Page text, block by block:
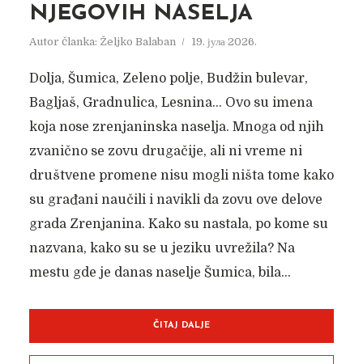
DANI I NEDELJE
ARHITEKTURE U
ZRENJANINU
Autor članka: Nadica Jakovljev 9. октобра 2022.
NJEGOVIH NASELJA
Autor članka: Željko Balaban 19. јула 2026.
Dolja, Šumica, Zeleno polje, Budžin bulevar,
Bagljaš, Gradnulica, Lesnina… Ovo su imena
koja nose zrenjaninska naselja. Mnoga od njih
zvanično se zovu drugačije, ali ni vreme ni
društvene promene nisu mogli ništa tome kako
su građani naučili i navikli da zovu ove delove
grada Zrenjanina. Kako su nastala, po kome su
nazvana, kako su se u jeziku uvrežila? Na
mestu gde je danas naselje Šumica, bila...
ČITAJ DALJE